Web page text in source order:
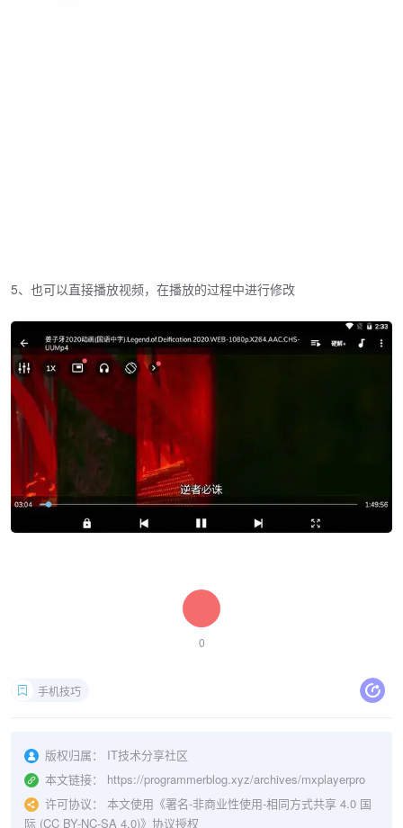
5、也可以直接播放视频，在播放的过程中进行修改
0
手机技巧
版权归属：
IT技术分享社区
本文链接：
https://programmerblog.xyz/archives/mxplayerpro
许可协议：
本文使用《署名-非商业性使用-相同方式共享 4.0 国
际 (CC BY-NC-SA 4.0)》协议授权